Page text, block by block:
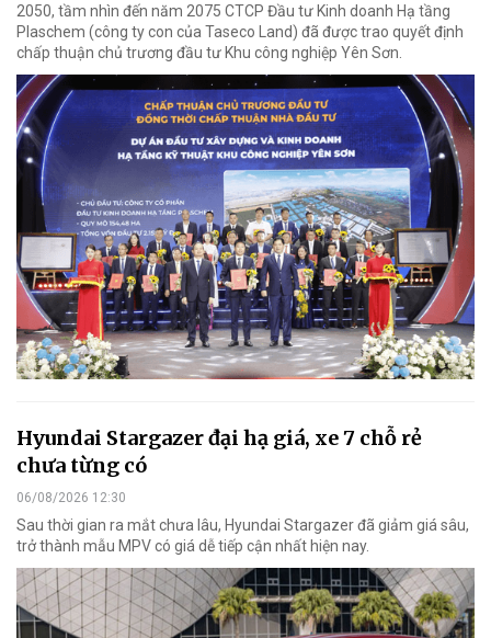
2050, tầm nhìn đến năm 2075 CTCP Đầu tư Kinh doanh Hạ tầng
Plaschem (công ty con của Taseco Land) đã được trao quyết định
chấp thuận chủ trương đầu tư Khu công nghiệp Yên Sơn.
Hyundai Stargazer đại hạ giá, xe 7 chỗ rẻ
chưa từng có
06/08/2026 12:30
Sau thời gian ra mắt chưa lâu, Hyundai Stargazer đã giảm giá sâu,
trở thành mẫu MPV có giá dễ tiếp cận nhất hiện nay.